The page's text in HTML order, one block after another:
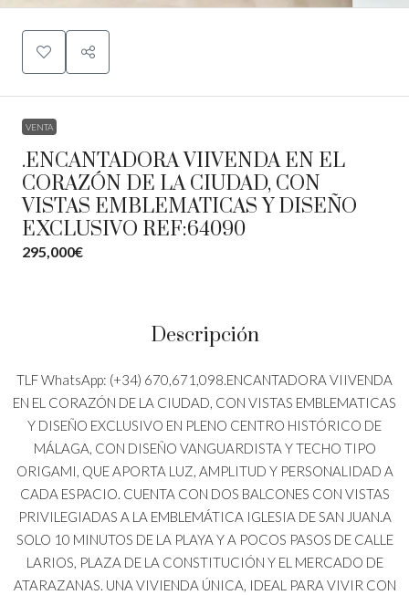
VENTA
.ENCANTADORA VIIVENDA EN EL
CORAZÓN DE LA CIUDAD, CON
VISTAS EMBLEMATICAS Y DISEÑO
EXCLUSIVO REF:64090
295,000€
Descripción
TLF WhatsApp: (+34) 670,671,098.ENCANTADORA VIIVENDA
EN EL CORAZÓN DE LA CIUDAD, CON VISTAS EMBLEMATICAS
Y DISEÑO EXCLUSIVO EN PLENO CENTRO HISTÓRICO DE
MÁLAGA, CON DISEÑO VANGUARDISTA Y TECHO TIPO
ORIGAMI, QUE APORTA LUZ, AMPLITUD Y PERSONALIDAD A
CADA ESPACIO. CUENTA CON DOS BALCONES CON VISTAS
PRIVILEGIADAS A LA EMBLEMÁTICA IGLESIA DE SAN JUAN.A
SOLO 10 MINUTOS DE LA PLAYA Y A POCOS PASOS DE CALLE
LARIOS, PLAZA DE LA CONSTITUCIÓN Y EL MERCADO DE
ATARAZANAS. UNA VIVIENDA ÚNICA, IDEAL PARA VIVIR CON